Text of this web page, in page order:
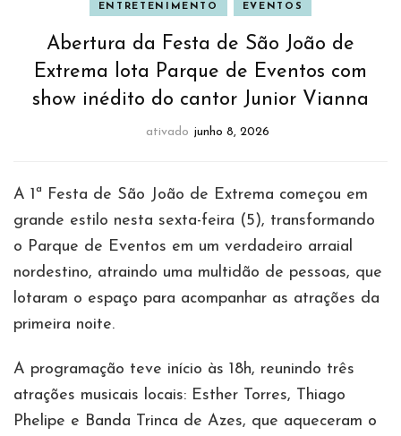
ENTRETENIMENTO EVENTOS
Abertura da Festa de São João de
Extrema lota Parque de Eventos com
show inédito do cantor Junior Vianna
ativado junho 8, 2026
A 1ª Festa de São João de Extrema começou em
grande estilo nesta sexta-feira (5), transformando
o Parque de Eventos em um verdadeiro arraial
nordestino, atraindo uma multidão de pessoas, que
lotaram o espaço para acompanhar as atrações da
primeira noite.
A programação teve início às 18h, reunindo três
atrações musicais locais: Esther Torres, Thiago
Phelipe e Banda Trinca de Azes, que aqueceram o